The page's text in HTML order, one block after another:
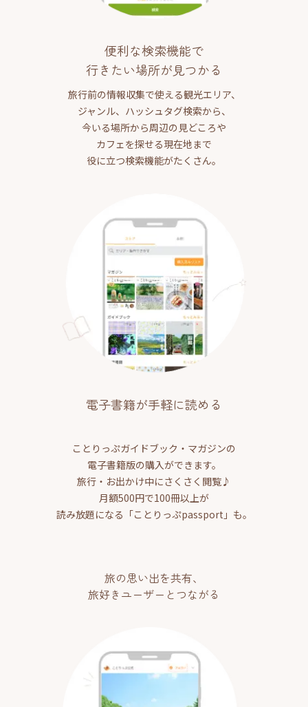
便利な検索機能で
行きたい場所が見つかる
旅行前の情報収集で使える観光エリア、
ジャンル、ハッシュタグ検索から、
今いる場所から周辺の見どころや
カフェを探せる現在地まで
役に立つ検索機能がたくさん。
電子書籍が手軽に読める
ことりっぷガイドブック・マガジンの
電子書籍版の購入ができます。
旅行・お出かけ中にさくさく閲覧♪
月額500円で100冊以上が
読み放題になる「ことりっぷpassport」も。
旅の思い出を共有、
旅好きユーザーとつながる